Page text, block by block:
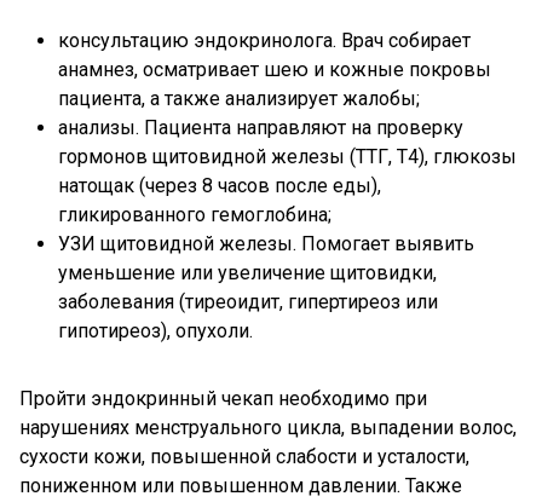
консультацию эндокринолога. Врач собирает
анамнез, осматривает шею и кожные покровы
пациента, а также анализирует жалобы;
анализы. Пациента направляют на проверку
гормонов щитовидной железы (ТТГ, Т4), глюкозы
натощак (через 8 часов после еды),
гликированного гемоглобина;
УЗИ щитовидной железы. Помогает выявить
уменьшение или увеличение щитовидки,
заболевания (тиреоидит, гипертиреоз или
гипотиреоз), опухоли.
Пройти эндокринный чекап необходимо при
нарушениях менструального цикла, выпадении волос,
сухости кожи, повышенной слабости и усталости,
пониженном или повышенном давлении. Также